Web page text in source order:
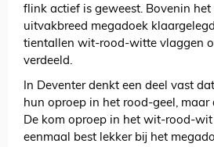
flink actief is geweest. Bovenin
uitvakbreed megadoek
tientallen wit-rood-witte vlaggen
verdeeld.
In Deventer denkt een deel vast
hun oproep in het rood-geel, maar
De kom oproep in het wit-rood-wit
eenmaal best lekker bij het